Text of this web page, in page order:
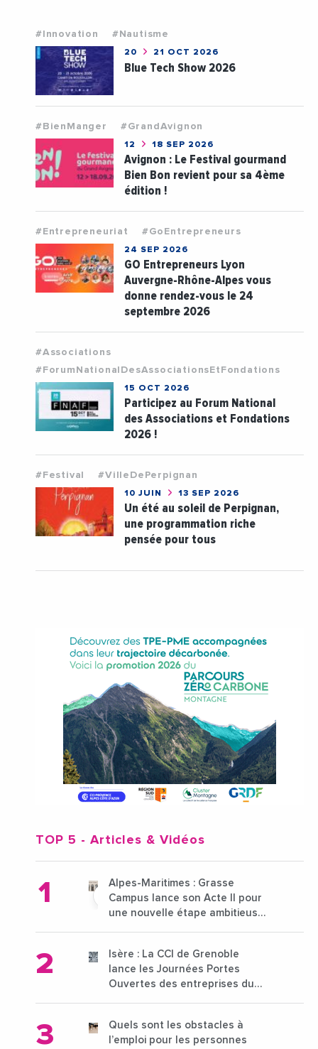
#Innovation #Nautisme
20 21 OCT 2026
Blue Tech Show 2026
#BienManger #GrandAvignon
12 18 SEP 2026
Avignon : Le Festival gourmand
Bien Bon revient pour sa 4ème
édition !
#Entrepreneuriat #GoEntrepreneurs
24 SEP 2026
GO Entrepreneurs Lyon
Auvergne-Rhône-Alpes vous
donne rendez-vous le 24
septembre 2026
#Associations
#ForumNationalDesAssociationsEtFondations
15 OCT 2026
Participez au Forum National
des Associations et Fondations
2026 !
#Festival #VilleDePerpignan
10 JUIN 13 SEP 2026
Un été au soleil de Perpignan,
une programmation riche
pensée pour tous
TOP 5 - Articles & Vidéos
Alpes-Maritimes : Grasse
Campus lance son Acte II pour
une nouvelle étape ambitieuse
Isère : La CCI de Grenoble
lance les Journées Portes
Ouvertes des entreprises du
Quels sont les obstacles à
l’emploi pour les personnes